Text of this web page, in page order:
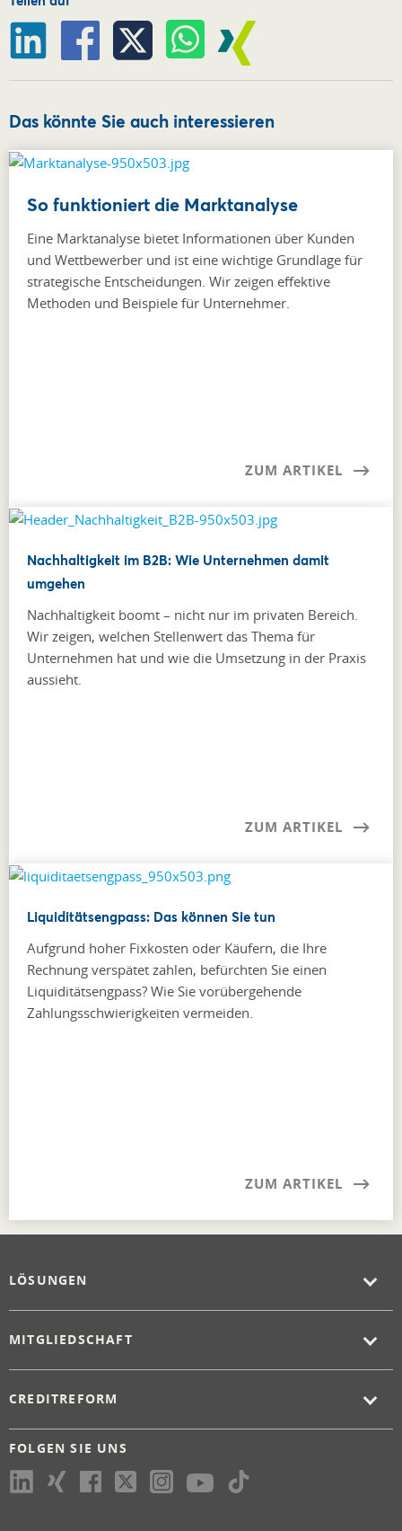
Das könnte Sie auch interessieren
So funktioniert die Marktanalyse
Eine Marktanalyse bietet Informationen über Kunden
und Wettbewerber und ist eine wichtige Grundlage für
strategische Entscheidungen. Wir zeigen effektive
Methoden und Beispiele für Unternehmer.
ZUM ARTIKEL
Nachhaltigkeit im B2B: Wie Unternehmen damit
umgehen
Nachhaltigkeit boomt – nicht nur im privaten Bereich.
Wir zeigen, welchen Stellenwert das Thema für
Unternehmen hat und wie die Umsetzung in der Praxis
aussieht.
ZUM ARTIKEL
Liquiditätsengpass: Das können Sie tun
Aufgrund hoher Fixkosten oder Käufern, die Ihre
Rechnung verspätet zahlen, befürchten Sie einen
Liquiditätsengpass? Wie Sie vorübergehende
Zahlungsschwierigkeiten vermeiden.
ZUM ARTIKEL
LÖSUNGEN
MITGLIEDSCHAFT
CREDITREFORM
FOLGEN SIE UNS